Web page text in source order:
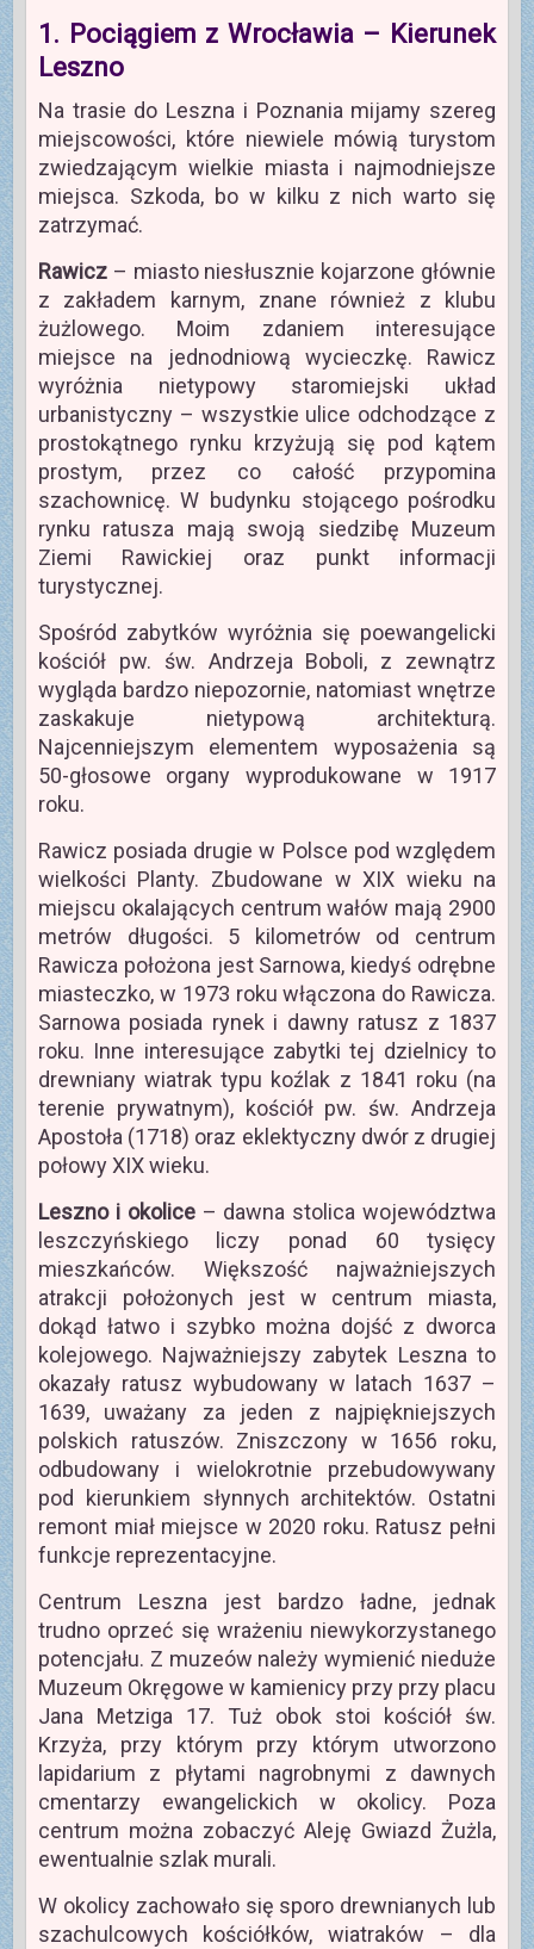
1. Pociągiem z Wrocławia – Kierunek
Leszno
Na trasie do Leszna i Poznania mijamy szereg
miejscowości, które niewiele mówią turystom
zwiedzającym wielkie miasta i najmodniejsze
miejsca. Szkoda, bo w kilku z nich warto się
zatrzymać.
Rawicz– miasto niesłusznie kojarzone głównie
z zakładem karnym, znane również z klubu
żużlowego. Moim zdaniem interesujące
miejsce na jednodniową wycieczkę. Rawicz
wyróżnia nietypowy staromiejski układ
urbanistyczny – wszystkie ulice odchodzące z
prostokątnego rynku krzyżują się pod kątem
prostym, przez co całość przypomina
szachownicę. W budynku stojącego pośrodku
rynku ratusza mają swoją siedzibę Muzeum
Ziemi Rawickiej oraz punkt informacji
turystycznej.
Spośród zabytków wyróżnia się poewangelicki
kościół pw. św. Andrzeja Boboli, z zewnątrz
wygląda bardzo niepozornie, natomiast wnętrze
zaskakuje nietypową architekturą.
Najcenniejszym elementem wyposażenia są
50-głosowe organy wyprodukowane w 1917
roku.
Rawicz posiada drugie w Polsce pod względem
wielkości Planty. Zbudowane w XIX wieku na
miejscu okalających centrum wałów mają 2900
metrów długości. 5 kilometrów od centrum
Rawicza położona jest Sarnowa, kiedyś odrębne
miasteczko, w 1973 roku włączona do Rawicza.
Sarnowa posiada rynek i dawny ratusz z 1837
roku. Inne interesujące zabytki tej dzielnicy to
drewniany wiatrak typu koźlak z 1841 roku (na
terenie prywatnym), kościół pw. św. Andrzeja
Apostoła (1718) oraz eklektyczny dwór z drugiej
połowy XIX wieku.
Leszno i okolice– dawna stolica województwa
leszczyńskiego liczy ponad 60 tysięcy
mieszkańców. Większość najważniejszych
atrakcji położonych jest w centrum miasta,
dokąd łatwo i szybko można dojść z dworca
kolejowego. Najważniejszy zabytek Leszna to
okazały ratusz wybudowany w latach 1637 –
1639, uważany za jeden z najpiękniejszych
polskich ratuszów. Zniszczony w 1656 roku,
odbudowany i wielokrotnie przebudowywany
pod kierunkiem słynnych architektów. Ostatni
remont miał miejsce w 2020 roku. Ratusz pełni
funkcje reprezentacyjne.
Centrum Leszna jest bardzo ładne, jednak
trudno oprzeć się wrażeniu niewykorzystanego
potencjału. Z muzeów należy wymienić nieduże
Muzeum Okręgowe w kamienicy przy przy placu
Jana Metziga 17. Tuż obok stoi kościół św.
Krzyża, przy którym przy którym utworzono
lapidarium z płytami nagrobnymi z dawnych
cmentarzy ewangelickich w okolicy. Poza
centrum można zobaczyć Aleję Gwiazd Żużla,
ewentualnie szlak murali.
W okolicy zachowało się sporo drewnianych lub
szachulcowych kościółków, wiatraków – dla